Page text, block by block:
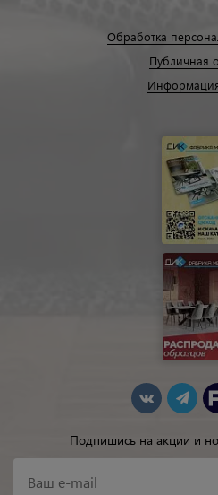
Обработка
Публичная
Подпишись на акции и
Ваш e-mail